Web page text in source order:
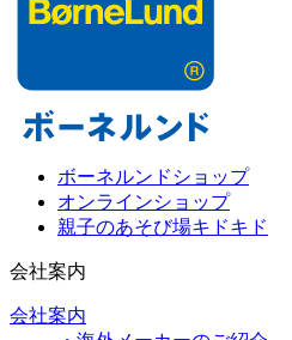
ボーネルンドショップ
オンラインショップ
親子のあそび場キドキド
会社案内
会社案内